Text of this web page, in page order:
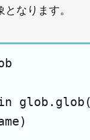
なります。
in